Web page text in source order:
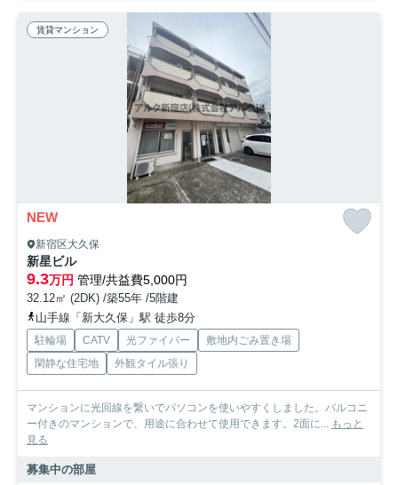
賃貸マンション
NEW
新宿区大久保
新星ビル
9.3万円 管理/共益費5,000円
32.12㎡ (2DK) /築55年 /5階建
山手線「新大久保」駅 徒歩8分
駐輪場 CATV 光ファイバー
敷地内ごみ置き場
閑静な住宅地
外観タイル張り
マンションに光回線を繋いでパソコンを使いやすくしました。バルコニ
ー付きのマンションで、用途に合わせて使用できます。2面に... もっと
見る
募集中の部屋